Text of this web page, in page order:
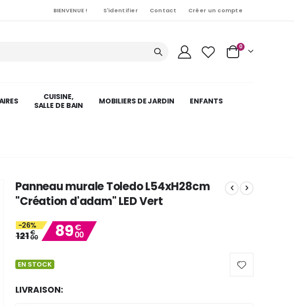
BIENVENUE ! S'identifier Contact Créer un compte
Cart
0Articles
CUISINE,
SALLE DE BAIN
MOBILIERS DE JARDIN ENFANTS
Panneau murale Toledo L54xH28cm
"Création d'adam" LED Vert
-26%
121€
00 89€
00
EN STOCK
LIVRAISON: